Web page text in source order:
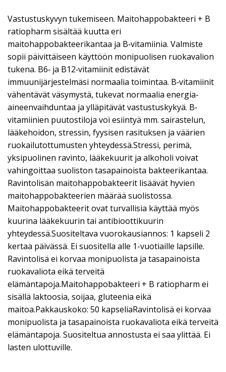
Vastustuskyvyn tukemiseen. Maitohappobakteeri + B
ratiopharm sisältää kuutta eri
maitohappobakteerikantaa ja B‐vitamiinia. Valmiste
sopii päivittäiseen käyttöön monipuolisen ruokavalion
tukena. B6‐ ja B12‐vitamiinit edistävät
immuunijärjestelmäsi normaalia toimintaa. B‐vitamiinit
vähentävät väsymystä, tukevat normaalia energia-
aineenvaihduntaa ja ylläpitävät vastustuskykyä. B‐
vitamiinien puutostiloja voi esiintyä mm. sairastelun,
lääkehoidon, stressin, fyysisen rasituksen ja väärien
ruokailutottumusten yhteydessä.Stressi, perimä,
yksipuolinen ravinto, lääkekuurit ja alkoholi voivat
vahingoittaa suoliston tasapainoista bakteerikantaa.
Ravintolisän maitohappobakteerit lisäävät hyvien
maitohappobakteerien määrää suolistossa.
Maitohappobakteerit ovat turvallisia käyttää myös
kuurina lääkekuurin tai antibioottikuurin
yhteydessä.Suositeltava vuorokausiannos: 1 kapseli 2
kertaa päivässä. Ei suositella alle 1-vuotiaille lapsille.
Ravintolisä ei korvaa monipuolista ja tasapainoista
ruokavaliota eikä terveitä
elämäntapoja.Maitohappobakteeri + B ratiopharm ei
sisällä laktoosia, soijaa, gluteenia eikä
maitoa.Pakkauskoko: 50 kapseliaRavintolisä ei korvaa
monipuolista ja tasapainoista ruokavaliota eikä terveitä
elämäntapoja. Suositeltua annostusta ei saa ylittää. Ei
lasten ulottuville.